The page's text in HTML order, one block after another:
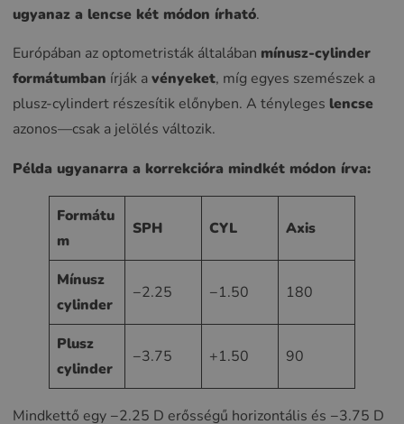
ugyanaz a lencse két módon írható.
Európában az optometristák általában mínusz-cylinder
formátumban írják avényeket, míg egyes szemészek a
plusz-cylindert részesítik előnyben. A tényleges lencse
azonos—csak a jelölés változik.
Példa ugyanarra a korrekcióra mindkét módon írva:
Formátu
m
SPH CYL Axis
Mínusz
cylinder
−2.25 −1.50 180
Plusz
cylinder
−3.75 +1.50 90
Mindkettő egy −2.25 D erősségű horizontális és −3.75 D